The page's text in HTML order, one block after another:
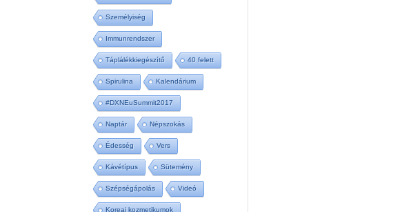
Személyiség
Immunrendszer
Táplálékkiegészítő 40 felett
Spirulina Kalendárium
#DXNEuSummit2017
Naptár Népszokás
Édesség Vers
Kávétípus Sütemény
Szépségápolás Videó
Koreai kozmetikumok